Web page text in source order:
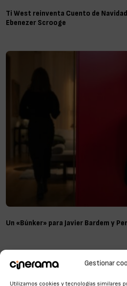
Gestionar
Utilizamos cookies y tecnologías similares
Ti West reinventa Cuento de
Ebenezer Scrooge
Un «Búnker» para Javier Bardem y